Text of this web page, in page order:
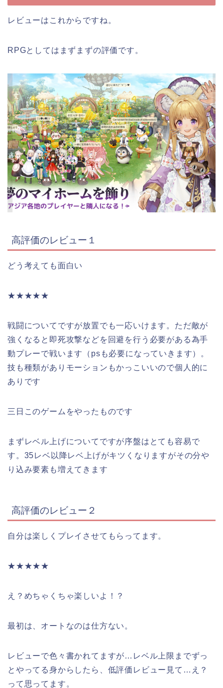
レビューはこれからですね。
RPGとしてはまずまずの評価です。
高評価のレビュー１
どう考えても面白い
★★★★★
戦闘についてですが放置でも一応いけます。ただ敵が
強くなると即死攻撃などを回避を行う必要がある為手
動プレーで戦います（psも必要になっていきます）。
技も種類がありモーションもかっこいいので個人的に
ありです
三日このゲームをやったものです
まずレベル上げについてですが序盤はとても容易で
す。35レベ以降レベ上げがキツくなりますがその分や
り込み要素も増えてきます
高評価のレビュー２
自分は楽しくプレイさせてもらってます。
★★★★★
え？めちゃくちゃ楽しいよ！？
最初は、オートなのは仕方ない。
レビューで色々書かれてますが…レベル上限までずっ
とやってる身からしたら、低評価レビュー見て…え？
って思ってます。